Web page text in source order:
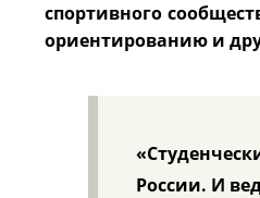
спортивного
ориентированию и
России. И